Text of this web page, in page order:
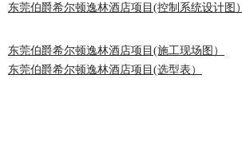
东莞伯爵希尔顿逸林酒店项目(控制系统设计图）
东莞伯爵希尔顿逸林酒店项目(施工现场图）
东莞伯爵希尔顿逸林酒店项目(选型表）